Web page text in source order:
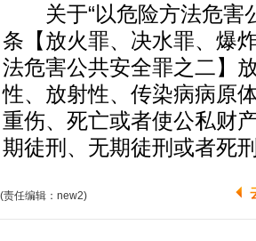
关于“以危险方法危害
条【放火罪、决水罪、爆
法危害公共安全罪之二】
性、放射性、传染病病原
重伤、死亡或者使公私财
期徒刑、无期徒刑或者死刑
(责任编辑：new2)